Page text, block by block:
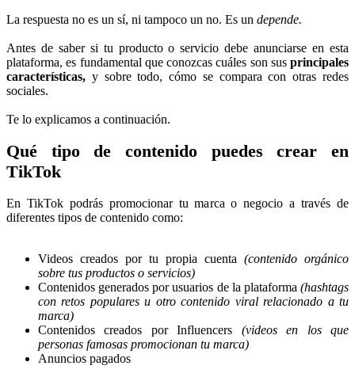
La respuesta no es un sí, ni tampoco un no. Es un depende.
Antes de saber si tu producto o servicio debe anunciarse en esta
plataforma, es fundamental que conozcas cuáles son sus principales
características, y sobre todo, cómo se compara con otras redes
sociales.
Te lo explicamos a continuación.
Qué tipo de contenido puedes crear en
TikTok
En TikTok podrás promocionar tu marca o negocio a través de
diferentes tipos de contenido como:
Videos creados por tu propia cuenta (contenido orgánico
sobre tus productos o servicios)
Contenidos generados por usuarios de la plataforma (hashtags
con retos populares u otro contenido viral relacionado a tu
marca)
Contenidos creados por Influencers (videos en los que
personas famosas promocionan tu marca)
Anuncios pagados